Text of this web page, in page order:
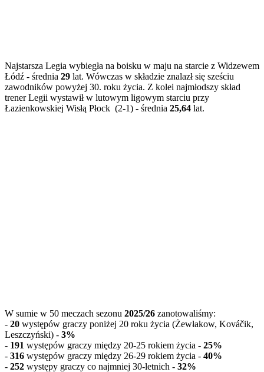
Najstarsza Legia wybiegła na boisku w maju na starcie z Widzewem
Łódź - średnia 29 lat. Wówczas w składzie znalazł się sześciu
zawodników powyżej 30. roku życia. Z kolei najmłodszy skład
trener Legii wystawił w lutowym ligowym starciu przy
Łazienkowskiej Wisłą Płock (2-1) - średnia 25,64 lat.
W sumie w 50 meczach sezonu 2025/26 zanotowaliśmy:
- 20 występów graczy poniżej 20 roku życia (Żewłakow, Kováčik,
Leszczyński) - 3%
- 191 występów graczy między 20-25 rokiem życia - 25%
- 316 występów graczy między 26-29 rokiem życia - 40%
- 252 występy graczy co najmniej 30-letnich - 32%